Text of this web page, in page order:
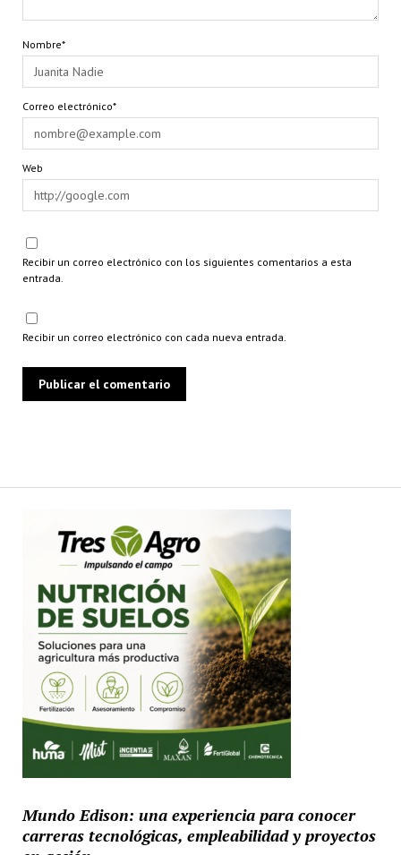
Nombre*
Correo electrónico*
Web
Recibir un correo electrónico con los siguientes comentarios a esta
entrada.
Recibir un correo electrónico con cada nueva entrada.
Mundo Edison: una experiencia para conocer
carreras tecnológicas, empleabilidad y proyectos